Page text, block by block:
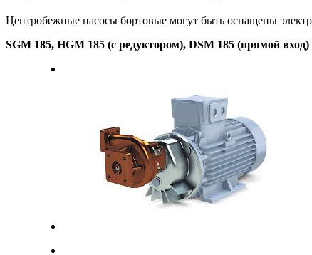
Центробежные насосы бортовые могут быть оснащены
SGM 185, HGM 185 (с редуктором), DSM 185 (прямой вход)